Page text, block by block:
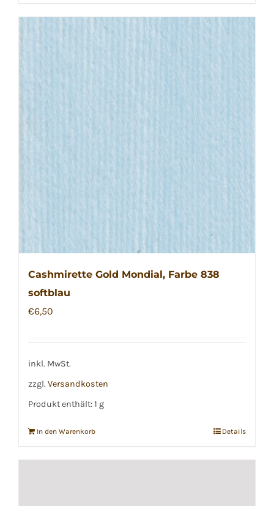
Cashmirette Gold Mondial, Farbe 838
softblau
€6,50
inkl. MwSt.
zzgl. Versandkosten
Produkt enthält: 1 g
In den Warenkorb Details